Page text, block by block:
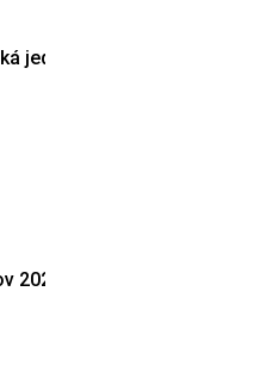
jednohubka z
2026